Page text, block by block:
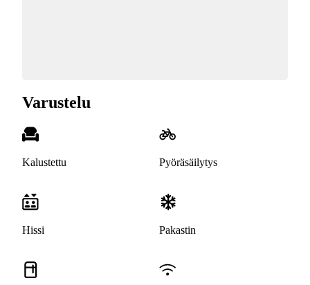
Varustelu
Kalustettu Pyöräsäilytys
Hissi Pakastin